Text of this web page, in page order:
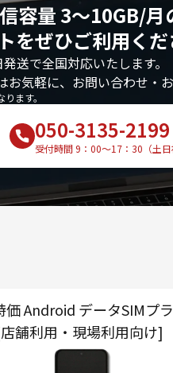
容量 3〜10GB/月
をぜひご利用く
送で全国対応いたします。
気軽に、お問い合わせ・
ます。
050-3135-2199
受付時間 9：00〜17：30（土日
価 Android データSIMプラ
舗利用・現場利用向け]